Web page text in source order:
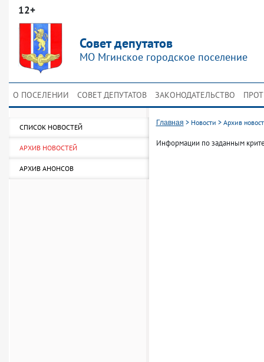
12+
Совет депутатов
МО Мгинское городское поселение
О ПОСЕЛЕНИИ СОВЕТ ДЕПУТАТОВ ЗАКОНОДАТЕЛЬСТВО
СПИСОК НОВОСТЕЙ
АРХИВ НОВОСТЕЙ
АРХИВ АНОНСОВ
Главная > Новости > Архив
Информации по заданным